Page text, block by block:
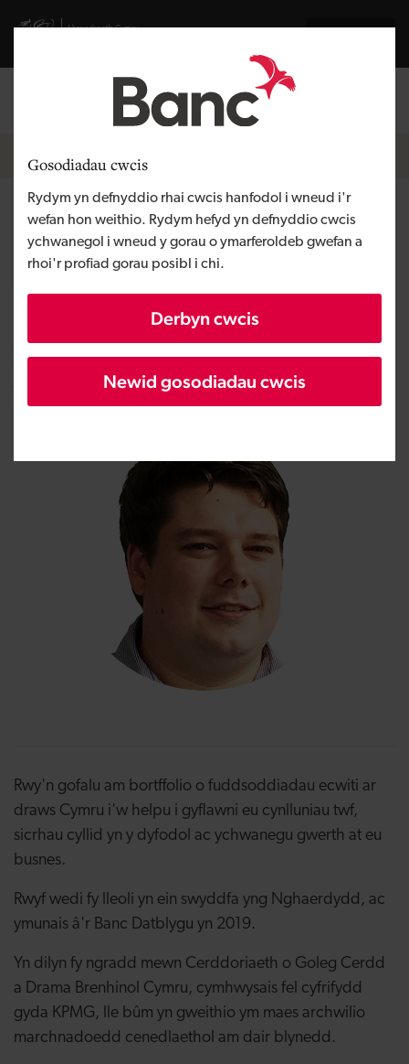
Gosodiadau cwcis
Rydym yn defnyddio rhai cwcis hanfodol i wneud i'r
wefan hon weithio. Rydym hefyd yn defnyddio cwcis
ychwanegol i wneud y gorau o ymarferoldeb gwefan a
rhoi'r profiad gorau posibl i chi.
Derbyn cwcis
Newid gosodiadau cwcis
Visit gov.wales website
Mewngofnodi
Breadcrumb
Pobl a thimau
Mark Halliday
ecwiti ar draws Cymru i'w helpu i gyflawni eu
cynlluniau twf, sicrhau cyllid yn y dyfodol ac
ychwanegu gwerth at eu busnes.
Rwy'n gofalu am bortffolio o fuddsoddiadau ecwiti ar
draws Cymru i'w helpu i gyflawni eu cynlluniau twf,
sicrhau cyllid yn y dyfodol ac ychwanegu gwerth at eu
busnes.
Rwyf wedi fy lleoli yn ein swyddfa yng Nghaerdydd, ac
ymunais â'r Banc Datblygu yn 2019.
Yn dilyn fy ngradd mewn Cerddoriaeth o Goleg Cerdd
a Drama Brenhinol Cymru, cymhwysais fel cyfrifydd
gyda KPMG, lle bûm yn gweithio ym maes archwilio
marchnadoedd cenedlaethol am dair blynedd.